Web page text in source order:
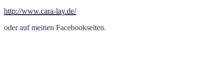
http://www.cara-lay.de/
oder auf meinen Facebookseiten.